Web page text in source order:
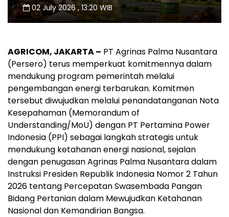
02 July 2026 , 13:20 WIB
AGRICOM, JAKARTA – PT Agrinas Palma Nusantara
(Persero) terus memperkuat komitmennya dalam
mendukung program pemerintah melalui
pengembangan energi terbarukan. Komitmen
tersebut diwujudkan melalui penandatanganan Nota
Kesepahaman (Memorandum of
Understanding/MoU) dengan PT Pertamina Power
Indonesia (PPI) sebagai langkah strategis untuk
mendukung ketahanan energi nasional, sejalan
dengan penugasan Agrinas Palma Nusantara dalam
Instruksi Presiden Republik Indonesia Nomor 2 Tahun
2026 tentang Percepatan Swasembada Pangan
Bidang Pertanian dalam Mewujudkan Ketahanan
Nasional dan Kemandirian Bangsa.